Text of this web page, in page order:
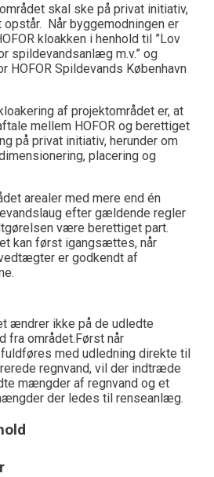
skal ske på privat initiativ,
Når byggemodningen er
kloakken i henhold til ”Lov
spildevandsanlæg m.v.” og
HOFOR Spildevands København
af projektområdet er, at
mellem HOFOR og berettiget
på privat initiativ, herunder om
placering og
arealer med mere end én
efter gældende regler
være berettiget part.
kan først igangsættes, når
er godkendt af
ændrer ikke på de udledte
fra området.Først når
med udledning direkte til
regnvand, vil der indtræde
mængder af regnvand og et
der ledes til renseanlæg.